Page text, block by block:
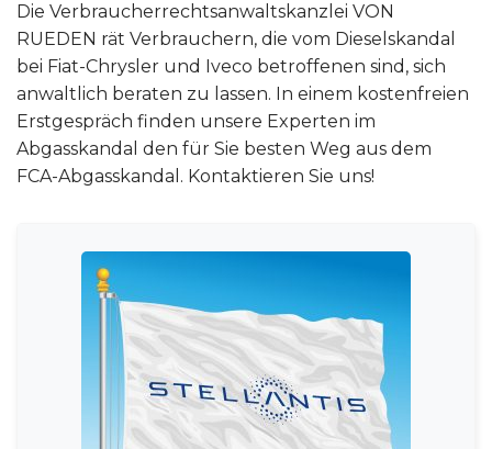
Die Verbraucherrechtsanwaltskanzlei VON
RUEDEN rät Verbrauchern, die vom Dieselskandal
bei Fiat-Chrysler und Iveco betroffenen sind, sich
anwaltlich beraten zu lassen. In einem kostenfreien
Erstgespräch finden unsere Experten im
Abgasskandal den für Sie besten Weg aus dem
FCA-Abgasskandal. Kontaktieren Sie uns!